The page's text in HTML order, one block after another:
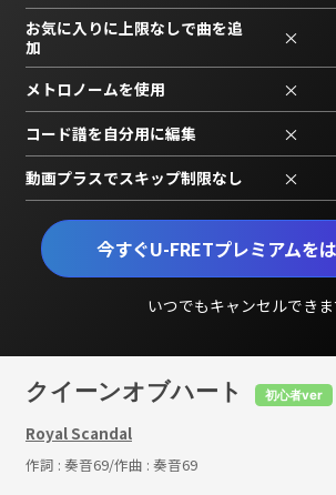
今すぐU-FRETプレミアムを
いつでもキャンセルでき
お気に入りに上限なしで曲を追
加
×
メトロノームを使用 ×
コード譜を自分用に編集 ×
動画プラスでスキップ制限なし ×
クイーンオブハート 初心者ver
Royal Scandal
作詞 : 奏音69/作曲 : 奏音69